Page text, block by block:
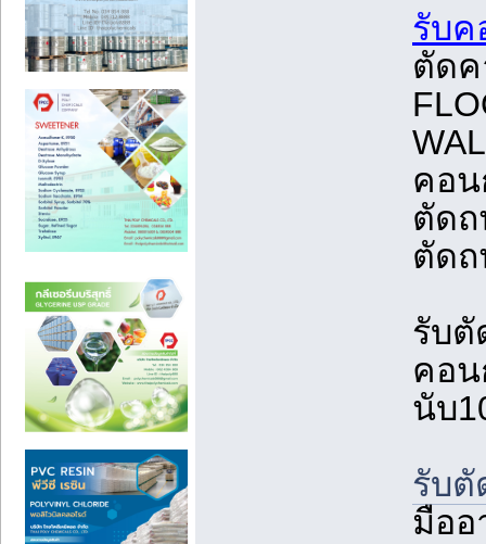
รับค
ตัด
คอ
ตัด
ตัด
รับตั
คอ
นับ
รับตั
มืออ